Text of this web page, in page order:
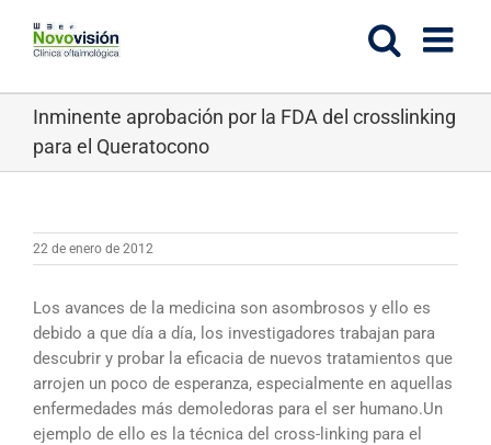
contenido
Inminente aprobación por la FDA del crosslinking
para el Queratocono
22 de enero de 2012
Los avances de la medicina son asombrosos y ello es
debido a que día a día, los investigadores trabajan para
descubrir y probar la eficacia de nuevos tratamientos que
arrojen un poco de esperanza, especialmente en aquellas
enfermedades más demoledoras para el ser humano.Un
ejemplo de ello es la técnica del cross-linking para el